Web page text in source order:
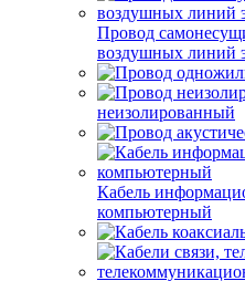
Провод
воздушных линий
неизолированный
Кабель
компьютерный